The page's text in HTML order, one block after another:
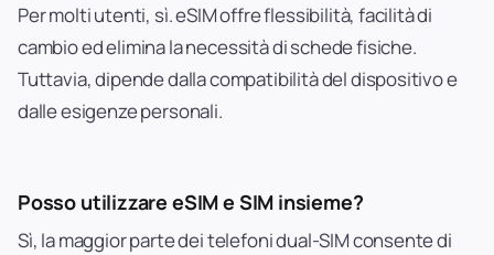
Per molti utenti, sì. eSIM offre flessibilità, facilità di
cambio ed elimina la necessità di schede fisiche.
Tuttavia, dipende dalla compatibilità del dispositivo e
dalle esigenze personali.
Posso utilizzare eSIM e SIM insieme?
Sì, la maggior parte dei telefoni dual-SIM consente di